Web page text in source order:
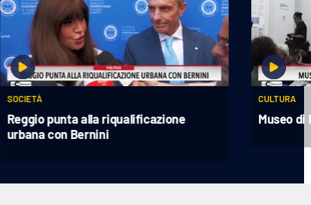
SOCIETÀ
Reggio punta alla riqualificazione
urbana con Bernini
CULTURA
Museo di